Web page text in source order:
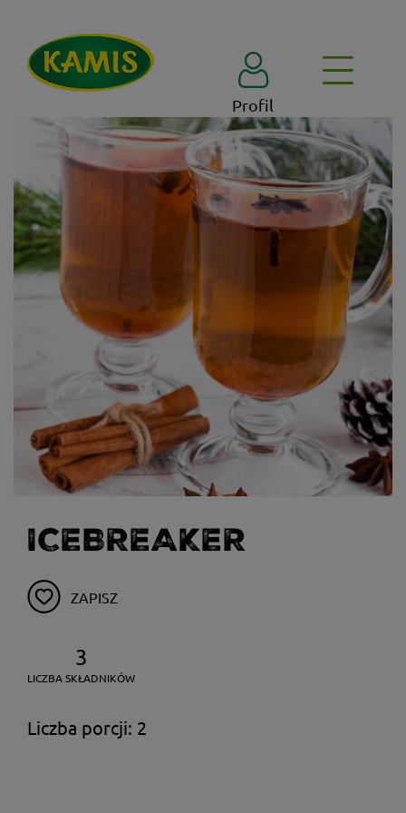
Profil
ICEBREAKER
ZAPISZ
3
LICZBA SKŁADNIKÓW
Liczba porcji: 2